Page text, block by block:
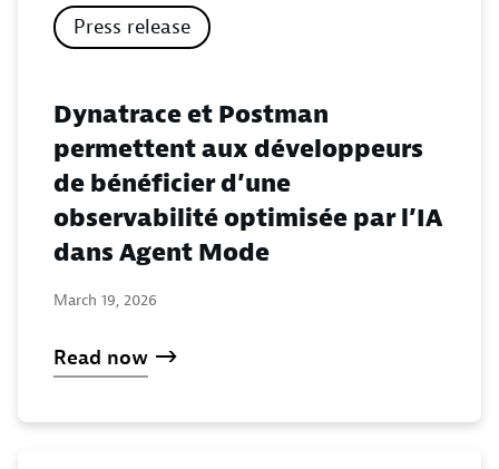
Press release
Dynatrace et Postman
permettent aux développeurs
de bénéficier d’une
observabilité optimisée par l’IA
dans Agent Mode
March 19, 2026
Read now